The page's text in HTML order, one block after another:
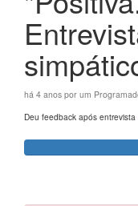
há 4 anos por um
Deu feedback após entrevista